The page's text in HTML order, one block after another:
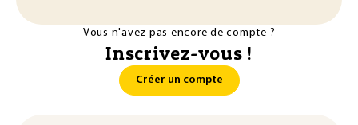
Vous n'avez pas encore de compte ?
Inscrivez-vous !
Créer un compte